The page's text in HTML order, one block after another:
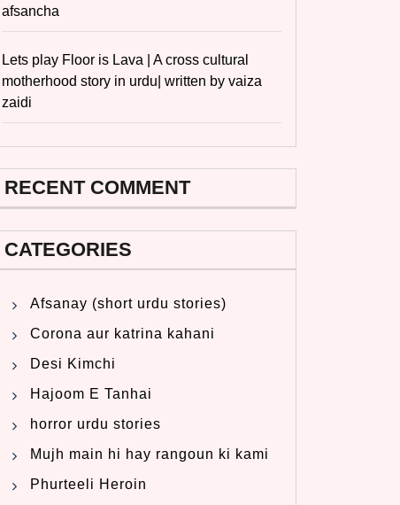
afsancha
Lets play Floor is Lava | A cross cultural
motherhood story in urdu| written by vaiza
zaidi
RECENT COMMENT
CATEGORIES
Afsanay (short urdu stories)
Corona aur katrina kahani
Desi Kimchi
Hajoom E Tanhai
horror urdu stories
Mujh main hi hay rangoun ki kami
Phurteeli Heroin